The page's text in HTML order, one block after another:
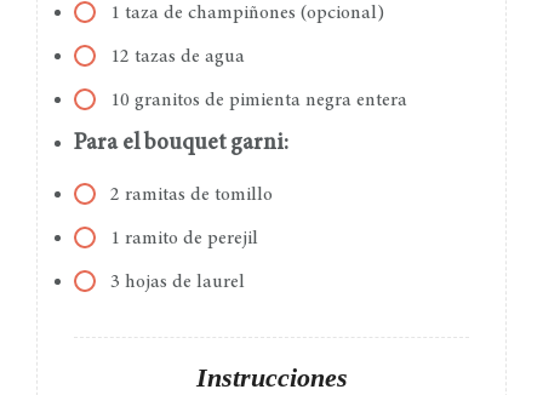
1 taza de champiñones (opcional)
12 tazas de agua
10 granitos de pimienta negra entera
Para el bouquet garni:
2 ramitas de tomillo
1 ramito de perejil
3 hojas de laurel
Instrucciones